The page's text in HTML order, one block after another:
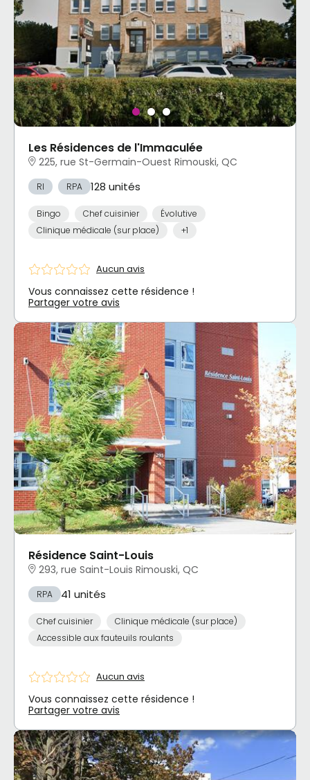
Les Résidences de l'Immaculée
225, rue St-Germain-Ouest Rimouski, QC
RI RPA 128 unités
Bingo Chef cuisinier
Évolutive
Clinique médicale (sur place)
+1
Aucun avis
Vous connaissez cette résidence !
Partager votre avis
Résidence Saint-Louis
293, rue Saint-Louis Rimouski, QC
RPA 41 unités
Chef cuisinier
Clinique médicale (sur place)
Accessible aux fauteuils roulants
Aucun avis
Vous connaissez cette résidence !
Partager votre avis